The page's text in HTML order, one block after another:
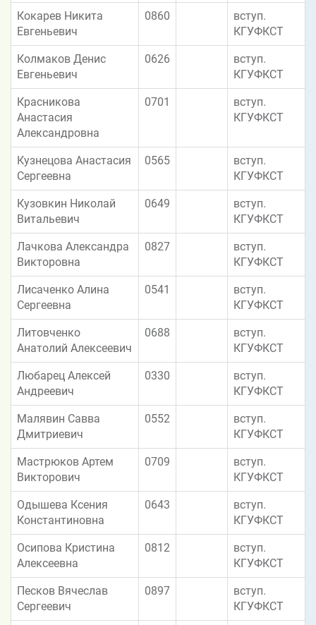
Кокарев Никита
Евгеньевич
0860
вступ.
КГУФКСТ
Колмаков Денис
Евгеньевич
0626
вступ.
КГУФКСТ
Красникова
Анастасия
Александровна
0701
вступ.
КГУФКСТ
Кузнецова Анастасия
Сергеевна
0565
вступ.
КГУФКСТ
Кузовкин Николай
Витальевич
0649
вступ.
КГУФКСТ
Лачкова Александра
Викторовна
0827
вступ.
КГУФКСТ
Лисаченко Алина
Сергеевна
0541
вступ.
КГУФКСТ
Литовченко
Анатолий Алексеевич
0688
вступ.
КГУФКСТ
Любарец Алексей
Андреевич
0330
вступ.
КГУФКСТ
Малявин Савва
Дмитриевич
0552
вступ.
КГУФКСТ
Мастрюков Артем
Викторович
0709
вступ.
КГУФКСТ
Одышева Ксения
Константиновна
0643
вступ.
КГУФКСТ
Осипова Кристина
Алексеевна
0812
вступ.
КГУФКСТ
Песков Вячеслав
Сергеевич
0897
вступ.
КГУФКСТ